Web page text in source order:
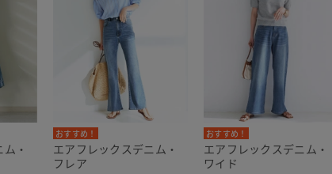
・
おすすめ！
エアフレックスデニム・
フレア
おすすめ！
エアフレックスデニム・
ワイド